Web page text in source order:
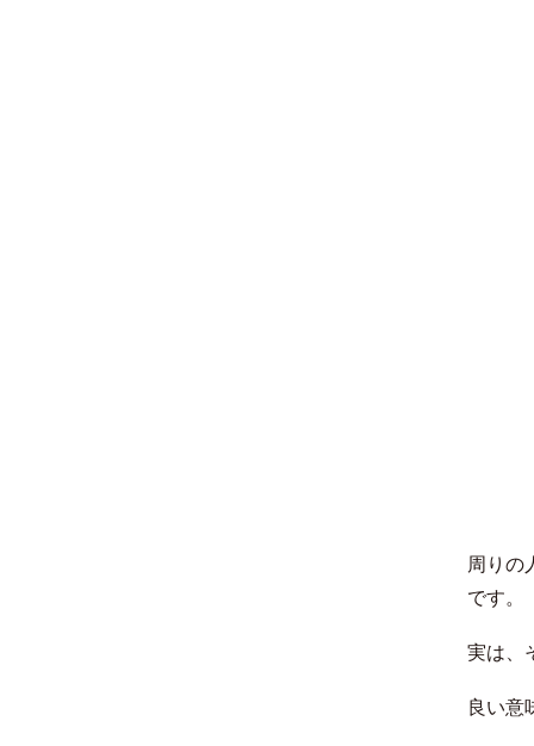
周りの
です。
実は、
良い意